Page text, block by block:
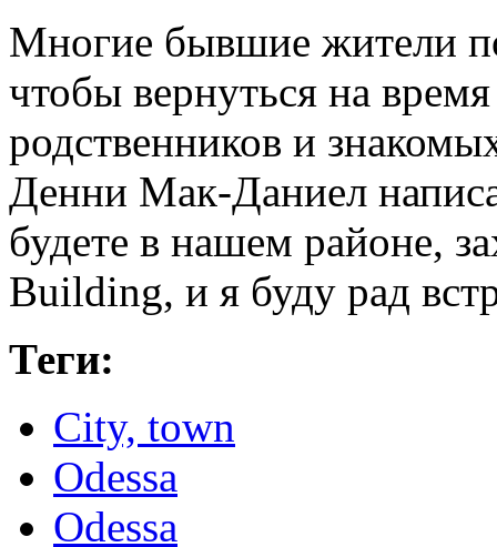
Многие бывшие жители
чтобы вернуться на
родственников и
Денни Мак-Даниел
будете в нашем районе,
Building, и я буду рад
Теги:
City, town
Odessa
Odessa